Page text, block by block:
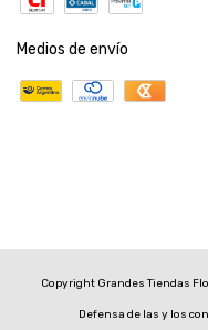
Medios de envío
Copyright Grandes Tiendas
Defensa de las y los